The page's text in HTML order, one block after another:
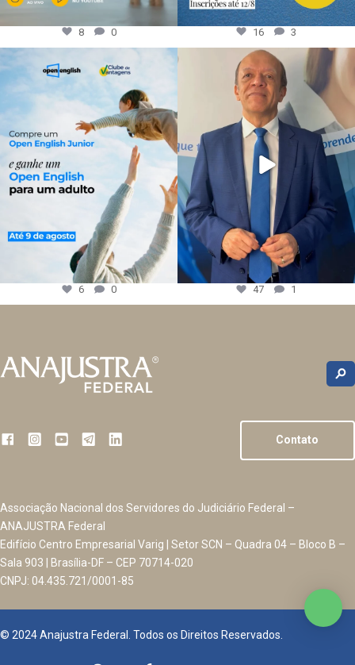
8 0 16 3
6 0 47 1
Contato
Associação Nacional dos Servidores do Judiciário Federal –
ANAJUSTRA Federal
Edifício Centro Empresarial Varig | Setor SCN – Quadra 04 – Bloco B –
Sala 903 | Brasília-DF – CEP 70714-020
CNPJ: 04.435.721/0001-85
© 2024 Anajustra Federal. Todos os Direitos Reservados.